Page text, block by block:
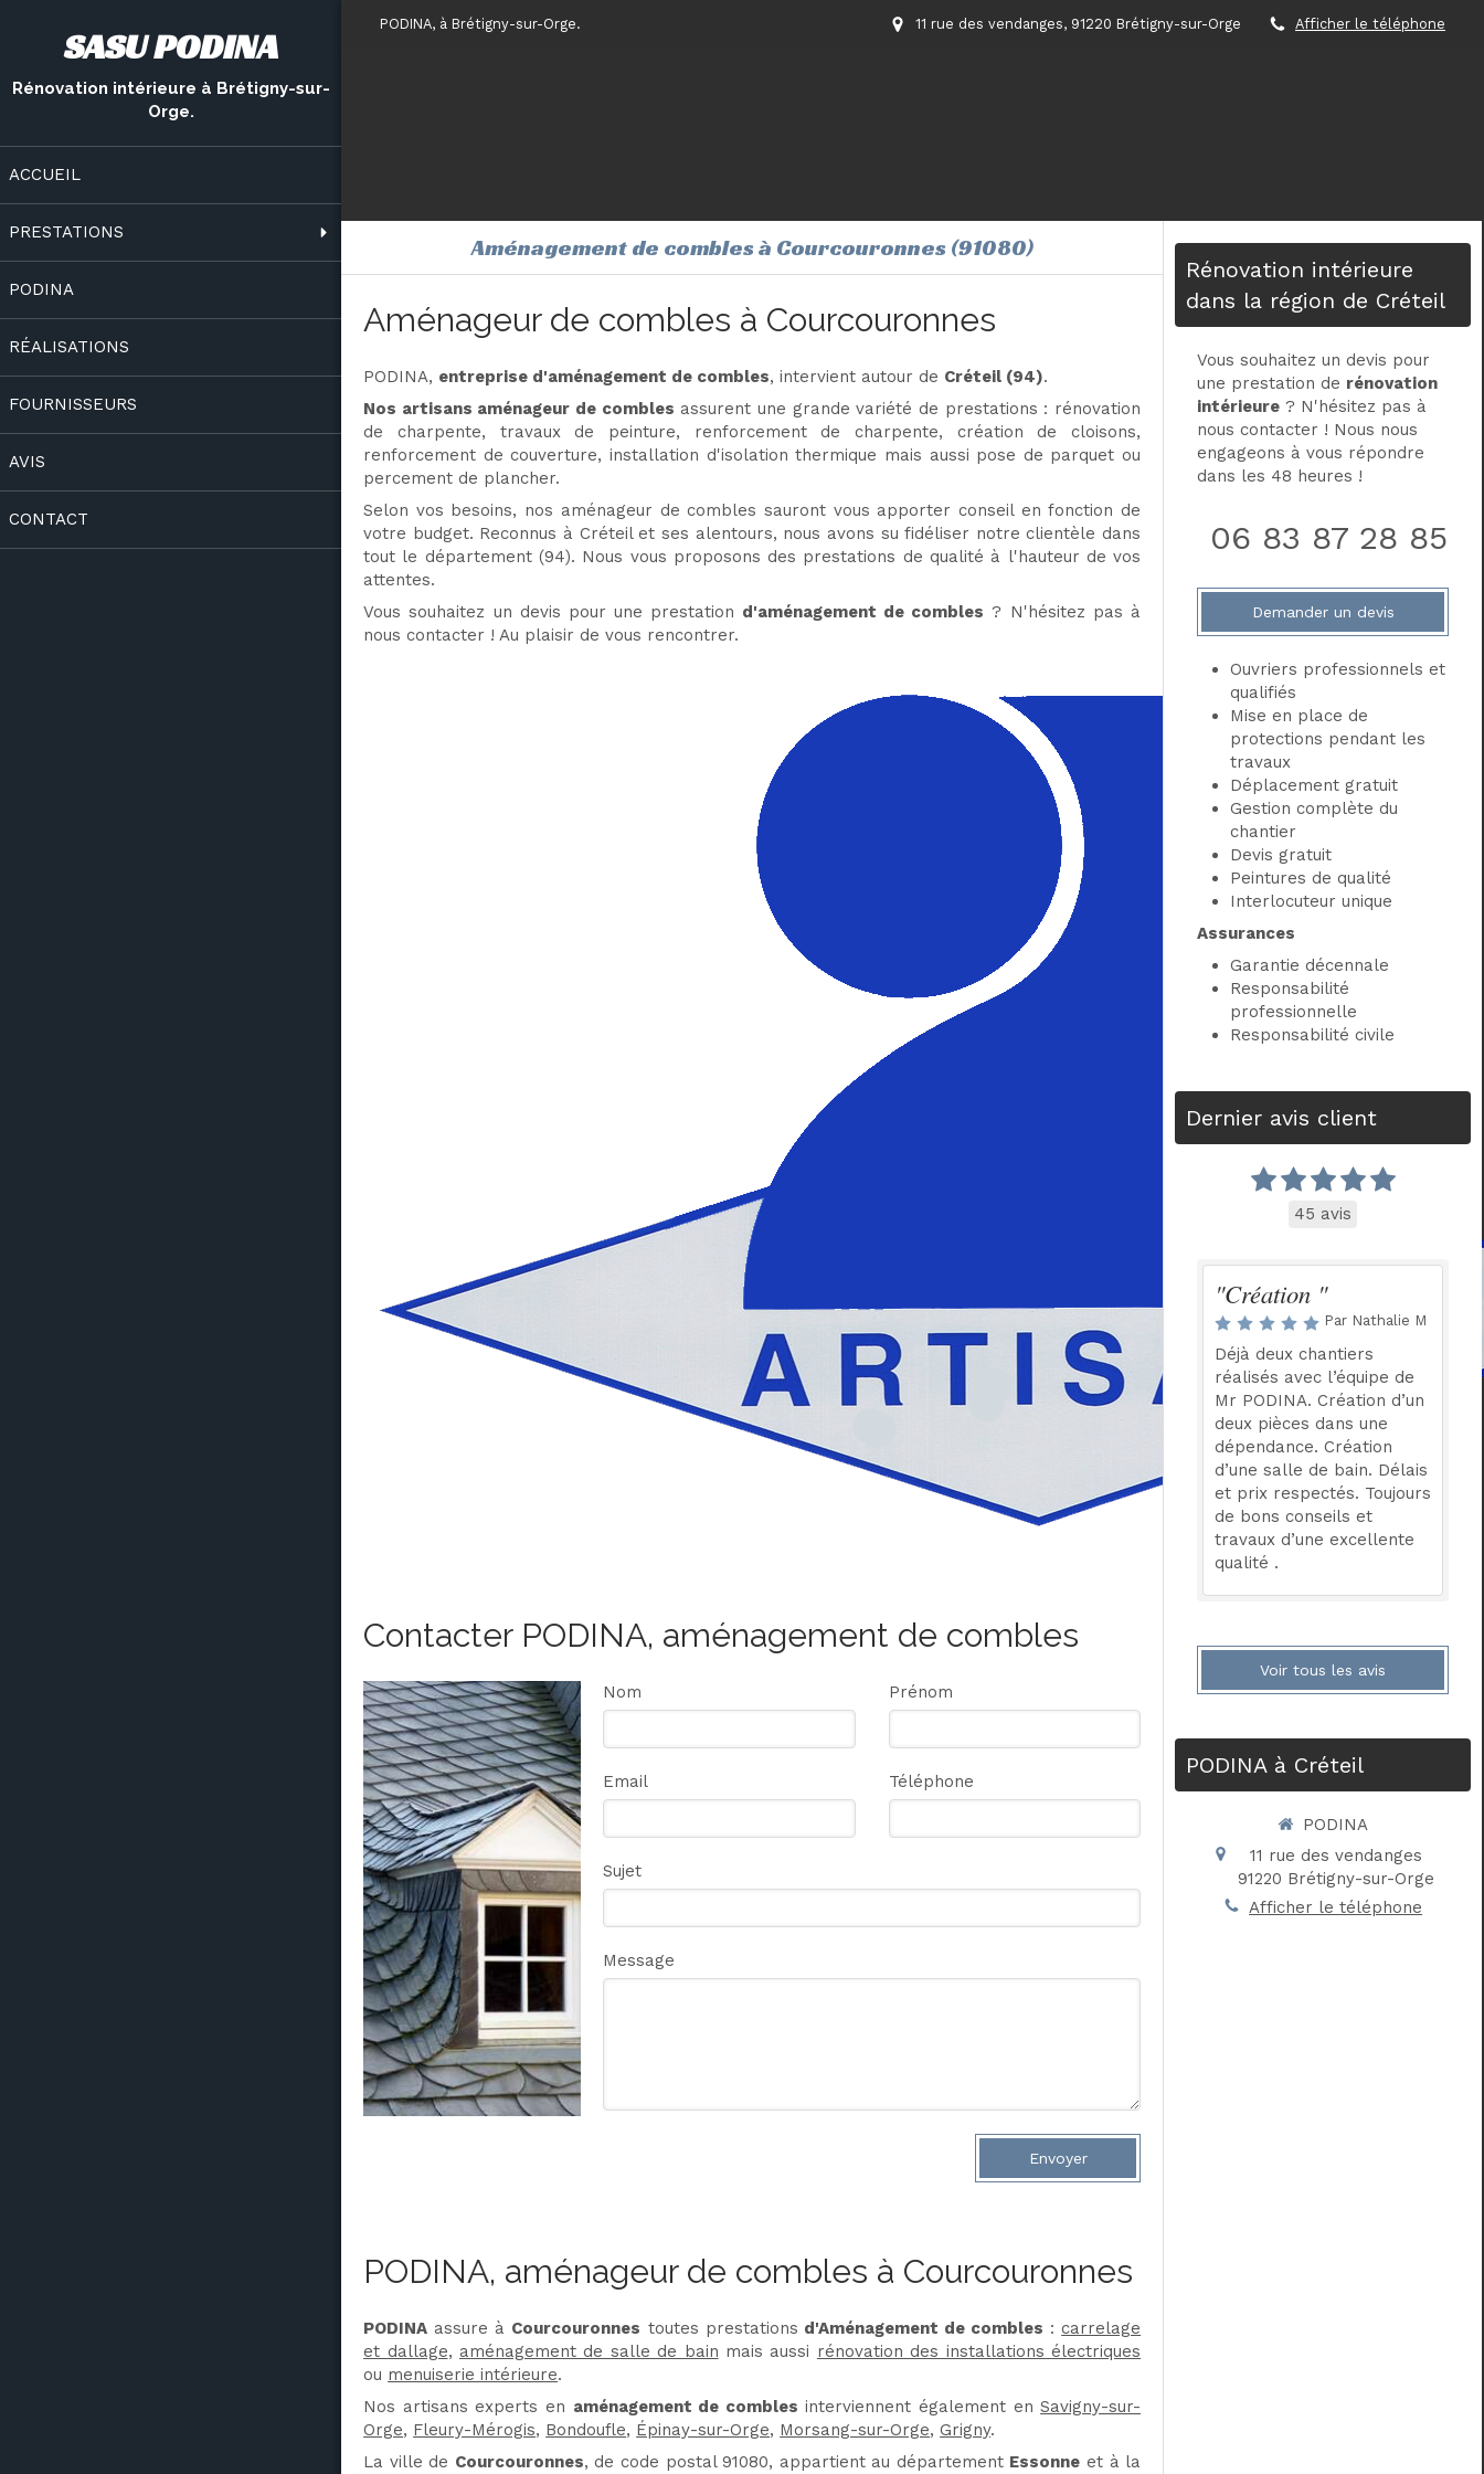
SASU PODINA
Rénovation intérieure à Brétigny-sur-
Orge.
ACCUEIL
PRESTATIONS
PODINA
RÉALISATIONS
FOURNISSEURS
AVIS
CONTACT
PODINA, à Brétigny-sur-Orge. Afficher le téléphone
11 rue des vendanges, 91220 Brétigny-sur-Orge
Aménagement de combles à Courcouronnes (91080)
Aménageur de combles à Courcouronnes
PODINA, entreprise d'aménagement de combles, intervient autour de Créteil (94).
Nos artisans aménageur de combles assurent une grande variété de prestations : rénovation
de charpente, travaux de peinture, renforcement de charpente, création de cloisons,
renforcement de couverture, installation d'isolation thermique mais aussi pose de parquet ou
percement de plancher.
Selon vos besoins, nos aménageur de combles sauront vous apporter conseil en fonction de
votre budget. Reconnus à Créteil et ses alentours, nous avons su fidéliser notre clientèle dans
tout le département (94). Nous vous proposons des prestations de qualité à l'hauteur de vos
attentes.
Vous souhaitez un devis pour une prestation d'aménagement de combles ? N'hésitez pas à
nous contacter ! Au plaisir de vous rencontrer.
Contacter PODINA, aménagement de combles
Nom Prénom
Email Téléphone
Sujet
Message
Envoyer
PODINA, aménageur de combles à Courcouronnes
PODINA assure à Courcouronnes toutes prestations d'Aménagement de combles :carrelage
et dallage, aménagement de salle de bain mais aussi rénovation des installations électriques
ou menuiserie intérieure.
Nos artisans experts en aménagement de combles interviennent également enSavigny-sur-
Orge, Fleury-Mérogis, Bondoufle, Épinay-sur-Orge, Morsang-sur-Orge,Grigny.
La ville de Courcouronnes, de code postal 91080, appartient au département Essonne et à la
Rénovation intérieure
dans la région de Créteil
Vous souhaitez un devis pour
une prestation de rénovation
intérieure ? N'hésitez pas à
nous contacter ! Nous nous
engageons à vous répondre
dans les 48 heures !
06 83 87 28 85
Demander un devis
Ouvriers professionnels et
qualifiés
Mise en place de
protections pendant les
travaux
Déplacement gratuit
Gestion complète du
chantier
Devis gratuit
Peintures de qualité
Interlocuteur unique
Assurances
Garantie décennale
Responsabilité
professionnelle
Responsabilité civile
Dernier avis client
45 avis
"Création "
Par Nathalie M
Déjà deux chantiers
réalisés avec l’équipe de
Mr PODINA. Création d’un
deux pièces dans une
dépendance. Création
d’une salle de bain. Délais
et prix respectés. Toujours
de bons conseils et
travaux d’une excellente
qualité .
Voir tous les avis
PODINA à Créteil
PODINA
11 rue des vendanges
91220 Brétigny-sur-Orge
Afficher le téléphone